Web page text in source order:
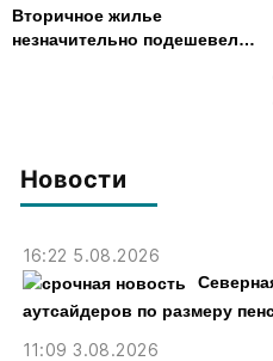
Новости
16:22 5.08.2026
аутсайдеров по размеру
11:09 3.08.2026
Вторичное жилье
незначительно подешевело